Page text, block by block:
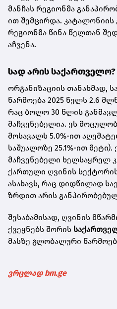
მანჩას რეგიონმა
ით შემცირდა. კატალონიის
რეგიონმა წინა წელთან
აჩვენა.
სად არის საქართველო?
ორგანიზაციის თანახმად,
წარმოება 2025 წელს 2.6
რაც ბოლო 30 წლის
მაჩვენებელია. ეს
მოსავალს 5.0%-ით
საშუალოზე 25.1%-ით
მაჩვენებელი ხელსაყრელ
ქართული ღვინის
ასახავს, რაც დიდწილად
ზრდით არის
შესაბამისად, ღვინის
ქვეყნებს შორის
მასზე გლობალური
ვრცლად bm.ge